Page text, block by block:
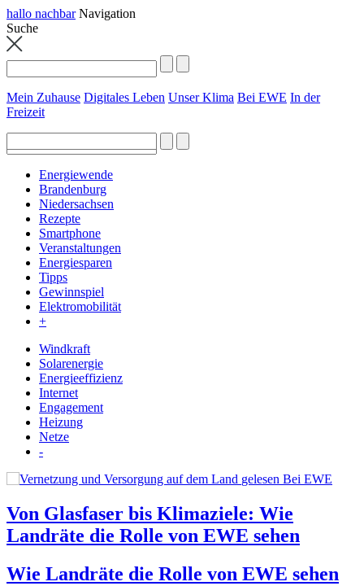
hallo nachbar Navigation
Suche
Mein Zuhause Digitales Leben Unser Klima Bei EWE In der
Freizeit
Energiewende
Brandenburg
Niedersachsen
Rezepte
Smartphone
Veranstaltungen
Energiesparen
Tipps
Gewinnspiel
Elektromobilität
+
Windkraft
Solarenergie
Energieeffizienz
Internet
Engagement
Heizung
Netze
-
gelesen Bei EWE
Von Glasfaser bis Klimaziele: Wie
Landräte die Rolle von EWE sehen
Wie Landräte die Rolle von EWE sehen